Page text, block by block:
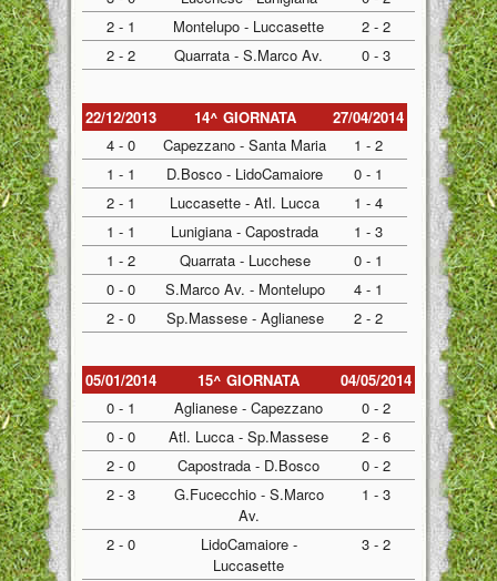
2 - 1
Montelupo - Luccasette
2 - 2
2 - 2
Quarrata - S.Marco Av. 0 - 3
22/12/2013 14^ GIORNATA
27/04/2014
4 - 0
Capezzano - Santa Maria
1 - 2
1 - 1
D.Bosco - LidoCamaiore
0 - 1
2 - 1
Luccasette - Atl. Lucca
1 - 4
1 - 1
Lunigiana - Capostrada
1 - 3
1 - 2
Quarrata - Lucchese
0 - 1
0 - 0
S.Marco Av. - Montelupo
4 - 1
2 - 0
Sp.Massese - Aglianese 2 - 2
05/01/2014 15^ GIORNATA
04/05/2014
0 - 1
Aglianese - Capezzano
0 - 2
0 - 0
Atl. Lucca - Sp.Massese
2 - 6
2 - 0
Capostrada - D.Bosco
0 - 2
2 - 3
G.Fucecchio - S.Marco
Av.
1 - 3
2 - 0
LidoCamaiore -
Luccasette
3 - 2